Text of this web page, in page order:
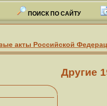
ПОИСК ПО САЙТУ
акты Российской
Другие